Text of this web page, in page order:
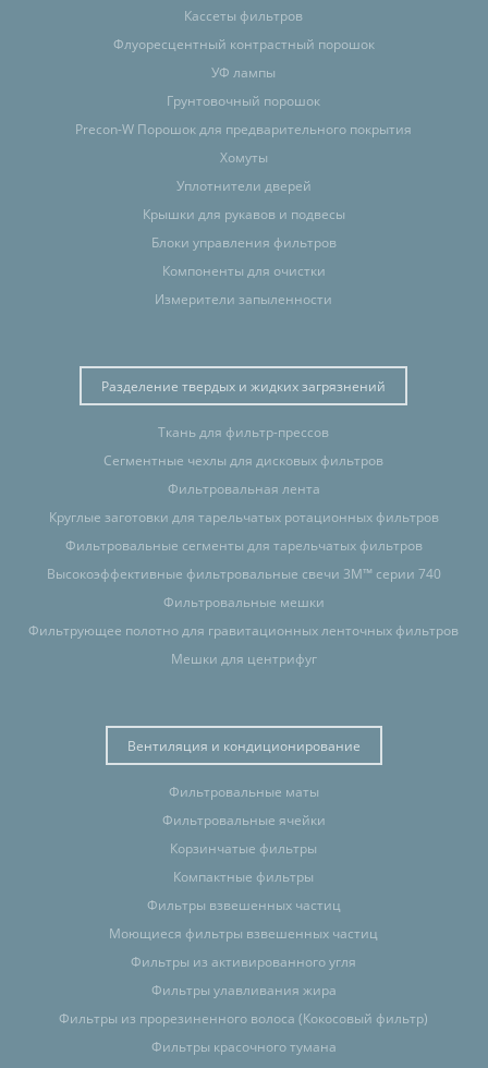
Кассеты фильтров
Флуоресцентный контрастный порошок
УФ лампы
Грунтовочный порошок
Precon-W Порошок для предварительного покрытия
Хомуты
Уплотнители дверей
Крышки для рукавов и подвесы
Блоки управления фильтров
Компоненты для очистки
Измерители запыленности
Разделение твердых и жидких загрязнений
Ткань для фильтр-прессов
Сегментные чехлы для дисковых фильтров
Фильтровальная лента
Круглые заготовки для тарельчатых ротационных фильтров
Фильтровальные сегменты для тарельчатых фильтров
Высокоэффективные фильтровальные свечи 3M™ серии 740
Фильтровальные мешки
Фильтрующее полотно для гравитационных ленточных фильтров
Мешки для центрифуг
Вентиляция и кондиционирование
Фильтровальные маты
Фильтровальные ячейки
Корзинчатые фильтры
Компактные фильтры
Фильтры взвешенных частиц
Моющиеся фильтры взвешенных частиц
Фильтры из активированного угля
Фильтры улавливания жира
Фильтры из прорезиненного волоса (Кокосовый фильтр)
Фильтры красочного тумана